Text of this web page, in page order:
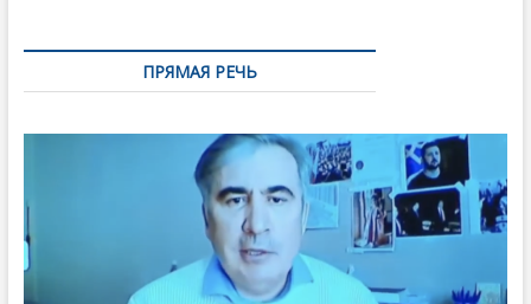
ПРЯМАЯ РЕЧЬ